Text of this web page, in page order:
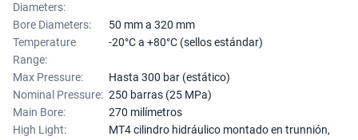
Diameters:
Bore Diameters:
50 mm a 320 mm
Temperature
Range:
-20°C a +80°C (sellos estándar)
Max Pressure:
Hasta 300 bar (estático)
Nominal Pressure: 250 barras (25 MPa)
Main Bore:
270 milímetros
High Light:
MT4 cilindro hidráulico montado en trunnión,